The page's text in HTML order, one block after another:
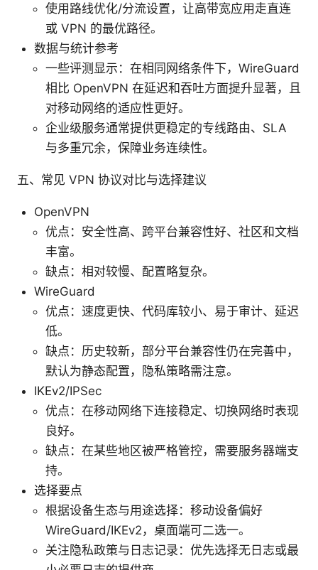
使用路线优化/分流设置，让高带宽应用走直连
或 VPN 的最优路径。
数据与统计参考
一些评测显示：在相同网络条件下，WireGuard
相比 OpenVPN 在延迟和吞吐方面提升显著，且
对移动网络的适应性更好。
企业级服务通常提供更稳定的专线路由、SLA
与多重冗余，保障业务连续性。
五、常见 VPN 协议对比与选择建议
OpenVPN
优点：安全性高、跨平台兼容性好、社区和文档
丰富。
缺点：相对较慢、配置略复杂。
WireGuard
优点：速度更快、代码库较小、易于审计、延迟
低。
缺点：历史较新，部分平台兼容性仍在完善中，
默认为静态配置，隐私策略需注意。
IKEv2/IPSec
优点：在移动网络下连接稳定、切换网络时表现
良好。
缺点：在某些地区被严格管控，需要服务器端支
持。
选择要点
根据设备生态与用途选择：移动设备偏好
WireGuard/IKEv2，桌面端可二选一。
关注隐私政策与日志记录：优先选择无日志或最